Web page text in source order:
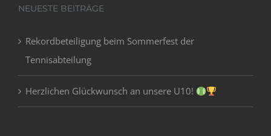
NEUESTE BEITRÄGE
Rekordbeteiligung beim Sommerfest der
Tennisabteilung
Herzlichen Glückwunsch an unsere U10!